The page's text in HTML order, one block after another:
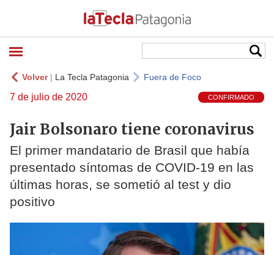
Volver| La Tecla Patagonia Fuera de Foco
7 de julio de 2020 CONFIRMADO
Jair Bolsonaro tiene coronavirus
El primer mandatario de Brasil que había
presentado síntomas de COVID-19 en las
últimas horas, se sometió al test y dio
positivo